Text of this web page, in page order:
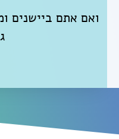
ואם אתם ביישנים